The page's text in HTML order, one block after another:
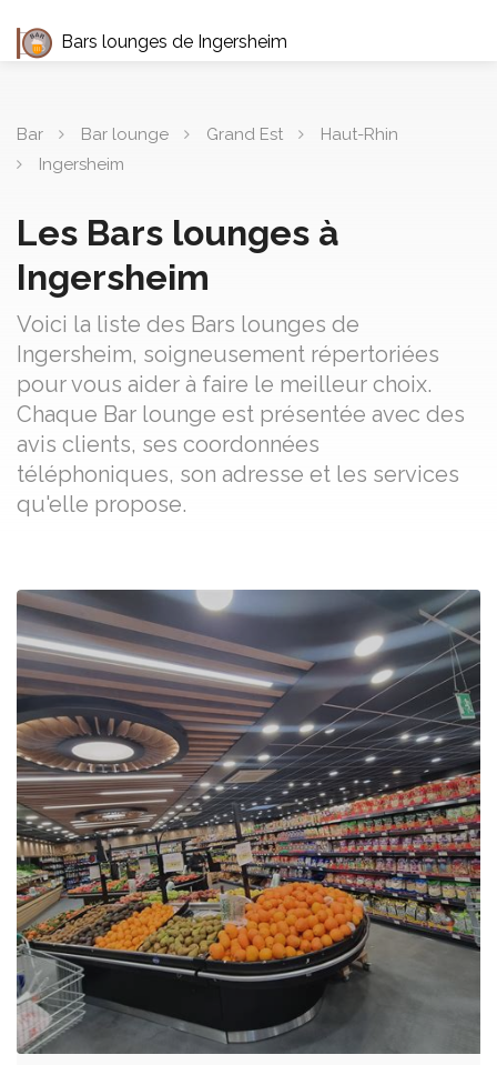
Bars lounges de Ingersheim
Bar Bar lounge Grand Est
Haut-Rhin
Ingersheim
Les Bars lounges à
Ingersheim
Voici la liste des Bars lounges de
Ingersheim, soigneusement répertoriées
pour vous aider à faire le meilleur choix.
Chaque Bar lounge est présentée avec des
avis clients, ses coordonnées
téléphoniques, son adresse et les services
qu'elle propose.